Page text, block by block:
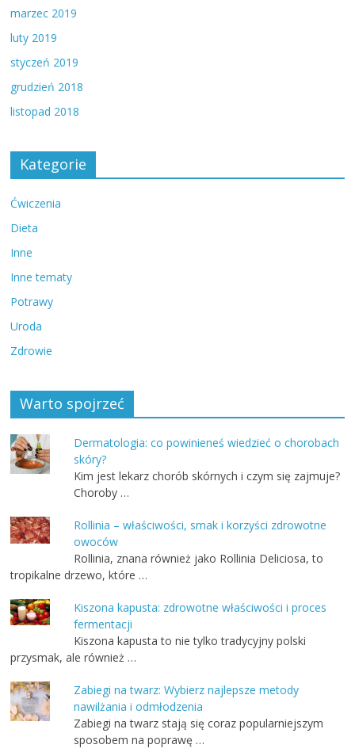
marzec 2019
luty 2019
styczeń 2019
grudzień 2018
listopad 2018
Kategorie
Ćwiczenia
Dieta
Inne
Inne tematy
Potrawy
Uroda
Zdrowie
Warto spojrzeć
Dermatologia: co powinieneś wiedzieć o chorobach
skóry?
Kim jest lekarz chorób skórnych i czym się zajmuje?
Choroby …
Rollinia – właściwości, smak i korzyści zdrowotne
owoców
Rollinia, znana również jako Rollinia Deliciosa, to
tropikalne drzewo, które …
Kiszona kapusta: zdrowotne właściwości i proces
fermentacji
Kiszona kapusta to nie tylko tradycyjny polski
przysmak, ale również …
Zabiegi na twarz: Wybierz najlepsze metody
nawilżania i odmłodzenia
Zabiegi na twarz stają się coraz popularniejszym
sposobem na poprawę …